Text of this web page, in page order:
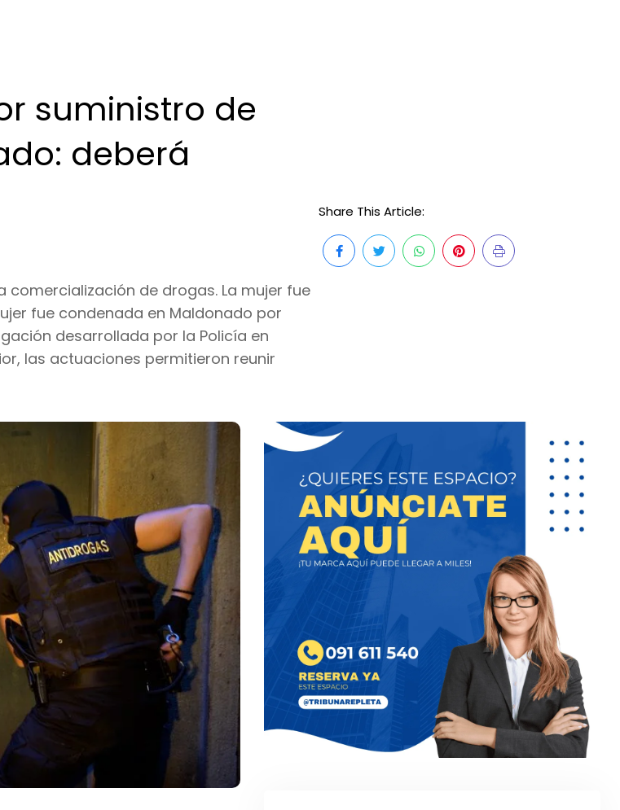
suministro de
deberá
de drogas. La mujer fue
fue condenada en Maldonado por
desarrollada por la Policía en
las actuaciones permitieron reunir
Share This Article: